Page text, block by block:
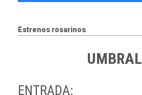
Estrenos rosarinos
UMBRAL
ENTRADA: